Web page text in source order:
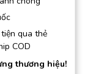
qua thẻ
COD
thương hiệu!